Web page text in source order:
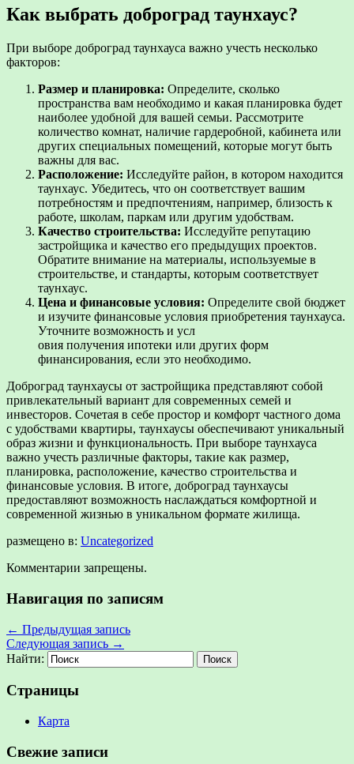
Как выбрать доброград таунхаус?
При выборе доброград таунхауса важно учесть несколько
факторов:
Размер и планировка: Определите, сколько
пространства вам необходимо и какая планировка будет
наиболее удобной для вашей семьи. Рассмотрите
количество комнат, наличие гардеробной, кабинета или
других специальных помещений, которые могут быть
важны для вас.
Расположение: Исследуйте район, в котором находится
таунхаус. Убедитесь, что он соответствует вашим
потребностям и предпочтениям, например, близость к
работе, школам, паркам или другим удобствам.
Качество строительства: Исследуйте репутацию
застройщика и качество его предыдущих проектов.
Обратите внимание на материалы, используемые в
строительстве, и стандарты, которым соответствует
таунхаус.
Цена и финансовые условия: Определите свой бюджет
и изучите финансовые условия приобретения таунхауса.
Уточните возможность и усл
овия получения ипотеки или других форм
финансирования, если это необходимо.
Доброград таунхаусы от застройщика представляют собой
привлекательный вариант для современных семей и
инвесторов. Сочетая в себе простор и комфорт частного дома
с удобствами квартиры, таунхаусы обеспечивают уникальный
образ жизни и функциональность. При выборе таунхауса
важно учесть различные факторы, такие как размер,
планировка, расположение, качество строительства и
финансовые условия. В итоге, доброград таунхаусы
предоставляют возможность наслаждаться комфортной и
современной жизнью в уникальном формате жилища.
размещено в: Uncategorized
Комментарии запрещены.
Навигация по записям
← Предыдущая запись
Следующая запись →
Найти:
Страницы
Карта
Свежие записи